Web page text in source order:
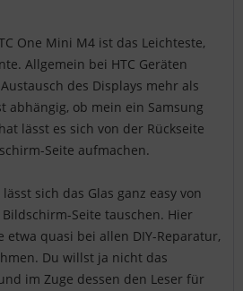
One Mini M4 ist das Leichteste,
Allgemein bei HTC Geräten
des Displays mehr als
abhängig, ob mein ein Samsung
lässt es sich von der Rückseite
Seite aufmachen.
sich das Glas ganz easy von
Seite tauschen. Hier
etwa quasi bei allen DIY-Reparatur,
Du willst ja nicht das
im Zuge dessen den Leser für